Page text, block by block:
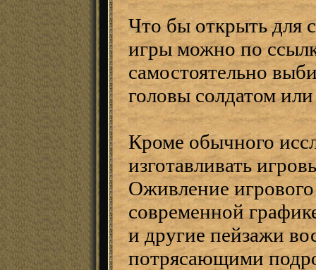
Что бы открыть для
игры можно по
самостоятельно
головы солдатом
Кроме обычного
изготавливать
Оживление
современной
и другие пейзажи
потрясающими